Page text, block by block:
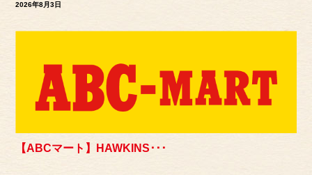
2026年8月3日
【ABCマート】HAWKINS･･･